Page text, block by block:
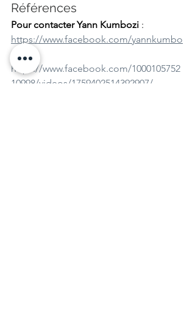
Références
Pour contacter Yann Kumbozi :
https://www.facebook.com/yannkumbo
zi
https://www.facebook.com/1000105752
10998/videos/1759402514392907/